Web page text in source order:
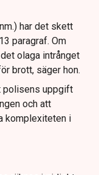
har det skett
paragraf. Om
olaga intrånget
brott, säger hon.
polisens uppgift
och att
komplexiteten i